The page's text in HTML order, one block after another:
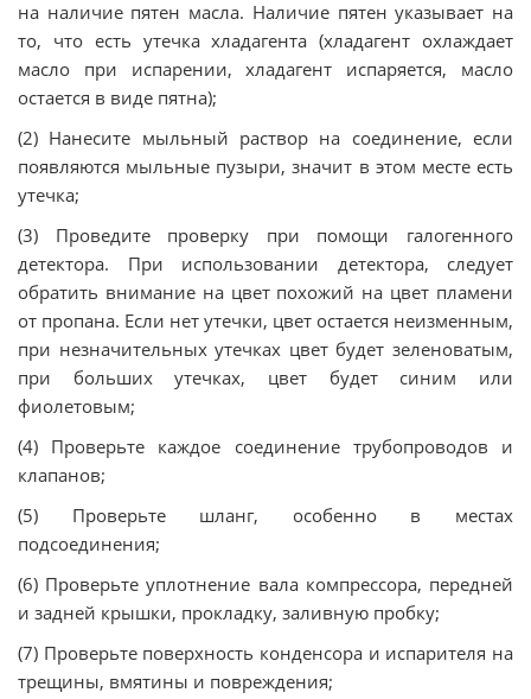
на наличие пятен масла. Наличие пятен указывает на
то, что есть утечка хладагента (хладагент охлаждает
масло при испарении, хладагент испаряется, масло
остается в виде пятна);
(2) Нанесите мыльный раствор на соединение, если
появляются мыльные пузыри, значит в этом месте есть
утечка;
(3) Проведите проверку при помощи галогенного
детектора. При использовании детектора, следует
обратить внимание на цвет похожий на цвет пламени
от пропана. Если нет утечки, цвет остается неизменным,
при незначительных утечках цвет будет зеленоватым,
при больших утечках, цвет будет синим или
фиолетовым;
(4) Проверьте каждое соединение трубопроводов и
клапанов;
(5) Проверьте шланг, особенно в местах
подсоединения;
(6) Проверьте уплотнение вала компрессора, передней
и задней крышки, прокладку, заливную пробку;
(7) Проверьте поверхность конденсора и испарителя на
трещины, вмятины и повреждения;